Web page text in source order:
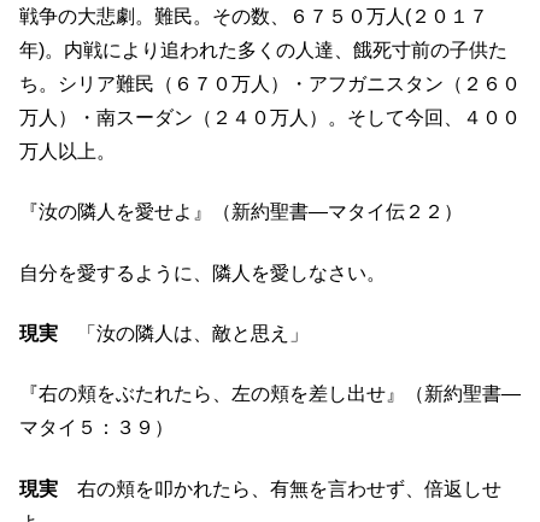
戦争の大悲劇。難民。その数、６７５０万人(２０１７
年)。内戦により追われた多くの人達、餓死寸前の子供た
ち。シリア難民（６７０万人）・アフガニスタン（２６０
万人）・南スーダン（２４０万人）。そして今回、４００
万人以上。
『汝の隣人を愛せよ』（新約聖書―マタイ伝２２）
自分を愛するように、隣人を愛しなさい。
現実 「汝の隣人は、敵と思え」
『右の頬をぶたれたら、左の頬を差し出せ』（新約聖書―
マタイ５：３９）
現実 右の頬を叩かれたら、有無を言わせず、倍返しせ